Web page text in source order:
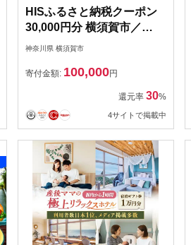
HISふるさと納税クーポン
30,000円分 横須賀市／
【株式会社エイチ・アイ・
神奈川県 横須賀市
寄付金額: 100,000円
還元率 30%
4サイトで掲載中